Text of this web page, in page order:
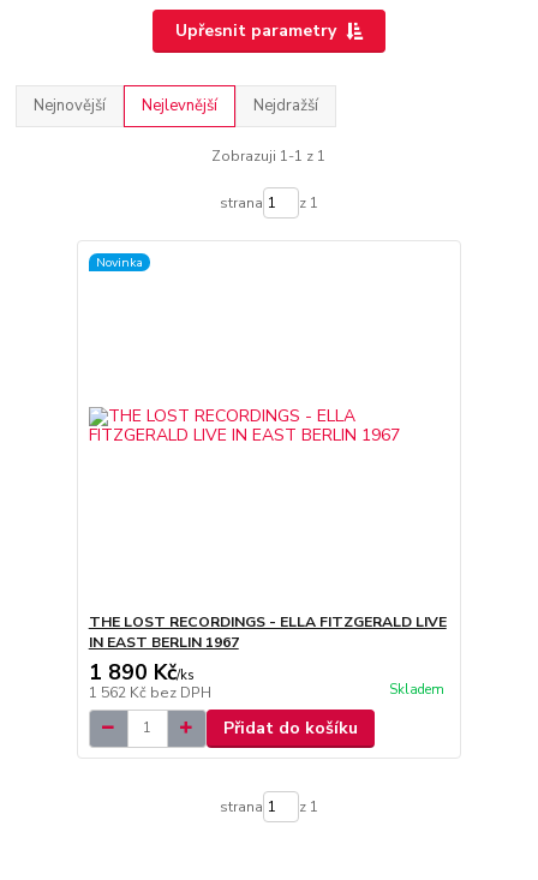
Upřesnit parametry
Nejnovější Nejlevnější Nejdražší
Zobrazuji 1-1 z 1
strana z 1
Novinka
THE LOST RECORDINGS - ELLA FITZGERALD LIVE
IN EAST BERLIN 1967
1 890 Kč/ks
1 562 Kč bez DPH Skladem
Přidat do košíku
strana z 1